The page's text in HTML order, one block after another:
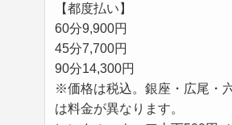
【都度払い】
60分9,900円
45分7,700円
90分14,300円
※価格は税込。銀座・広尾・
は料金が異なります。